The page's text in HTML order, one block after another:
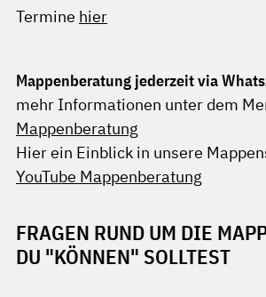
Termine hier
Mappenberatung jederzeit via
mehr Informationen unter dem
Mappenberatung
Hier ein Einblick in unsere
YouTube Mappenberatung
FRAGEN RUND UM DIE
DU "KÖNNEN" SOLLTEST